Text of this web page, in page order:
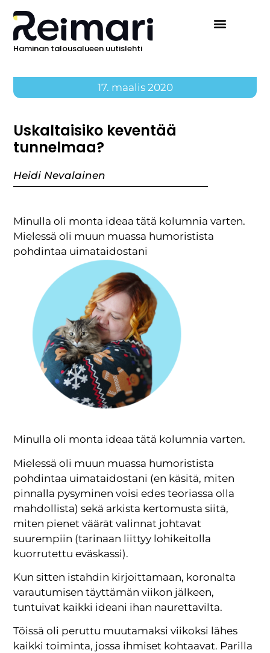
Haminan talousalueen uutislehti
17. maalis 2020
Uskaltaisiko keventää
tunnelmaa?
Heidi Nevalainen
Minulla oli monta ideaa tätä kolumnia varten.
Mielessä oli muun muassa humoristista
pohdintaa uimataidostani
Minulla oli monta ideaa tätä kolumnia varten.
Mielessä oli muun muassa humoristista
pohdintaa uimataidostani (en käsitä, miten
pinnalla pysyminen voisi edes teoriassa olla
mahdollista) sekä arkista kertomusta siitä,
miten pienet väärät valinnat johtavat
suurempiin (tarinaan liittyy lohikeitolla
kuorrutettu eväskassi).
Kun sitten istahdin kirjoittamaan, koronalta
varautumisen täyttämän viikon jälkeen,
tuntuivat kaikki ideani ihan naurettavilta.
Töissä oli peruttu muutamaksi viikoksi lähes
kaikki toiminta, jossa ihmiset kohtaavat. Parilla